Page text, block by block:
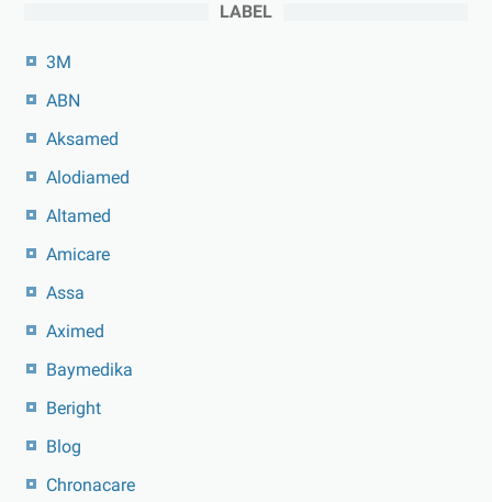
LABEL
3M
ABN
Aksamed
Alodiamed
Altamed
Amicare
Assa
Aximed
Baymedika
Beright
Blog
Chronacare